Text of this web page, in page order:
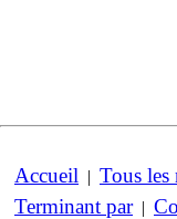
Accueil | Tous les
Terminant par|